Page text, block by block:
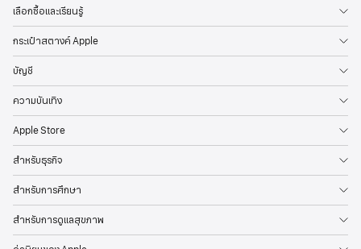
lเลือกซื้อและเรียนรู้
กระเป๋าสตางค์ Apple
บัญชี
ความบันเทิง
Apple Store
สำหรับธุรกิจ
สำหรับการศึกษา
สำหรับการดูแลสุขภาพ